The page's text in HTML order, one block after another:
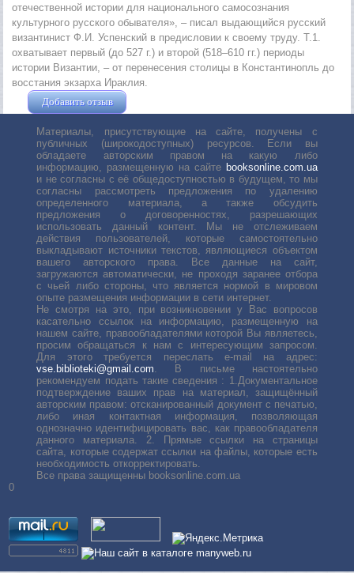
отечественной истории для национального самосознания
культурного русского обывателя», – писал выдающийся русский
византинист Ф.И. Успенский в предисловии к своему труду. Т.1.
охватывает первый (до 527 г.) и второй (518–610 гг.) периоды
истории Византии, – от перенесения столицы в Константинопль до
восстания экзарха Ираклия.
Добавить отзыв
Материалы, присутствующие на сайте, получены с
публичных (широкодоступных) ресурсов. Если вы
обладаете авторским правом на какую либо
информацию, размещенную на сайте booksonline.com.ua
и не согласны с её общедоступностью в будущем, то мы
согласны рассмотреть предложения по удалению
определенного материала, а также обсудить
предложения о договоренностях, разрешающих
использовать данный контент. Мы не отслеживаем
действия пользователей, которые самостоятельно
выкладывают источники текстов, являющиеся объектом
вашего авторского права. Все данные на сайт,
загружаются автоматически, не проходя заранее отбора
с чьей либо стороны, что является нормой в мировом
опыте размещения информации в сети интернет.
Не смотря на это, при возникновении у Вас вопросов
касательно ссылок на информацию, размещенную на
нашем сайте, правообладателями которой Вы являетесь,
просим обращаться к нам с интересующим запросом.
Для этого требуется переслать е-mail на адрес:
vse.biblioteki@gmail.com . В письме настоятельно
рекомендуем подать такие сведения : 1.Документальное
подтверждение ваших прав на материал, защищённый
авторским правом: отсканированный документ с печатью,
либо иная контактная информация, позволяющая
однозначно идентифицировать вас, как правообладателя
данного материала. 2. Прямые ссылки на страницы
сайта, которые содержат ссылки на файлы, которые есть
необходимость откорректировать.
Все права защищенны booksonline.com.ua
0